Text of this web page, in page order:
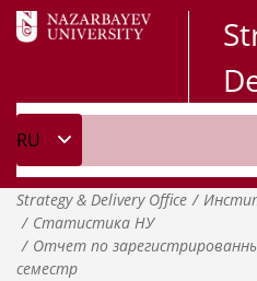
Strategy & Delivery Office
Статистика НУ
Отчет по
семестр